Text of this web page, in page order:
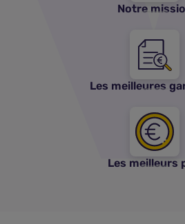
Notre
Les meilleures
Les meilleurs